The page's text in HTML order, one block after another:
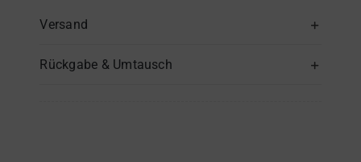
Versand
Rückgabe & Umtausch